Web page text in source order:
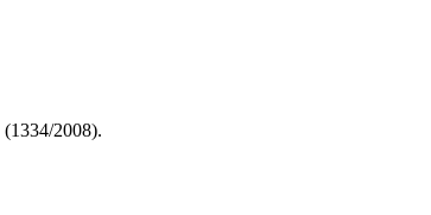
2008).